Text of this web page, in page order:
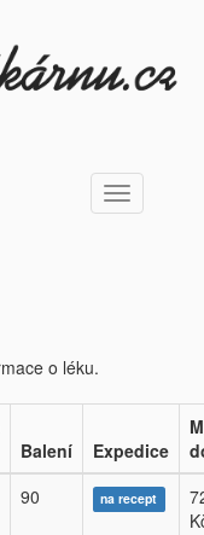
Toggle
navigation
o léku.
Balení Expedice
90 na recept